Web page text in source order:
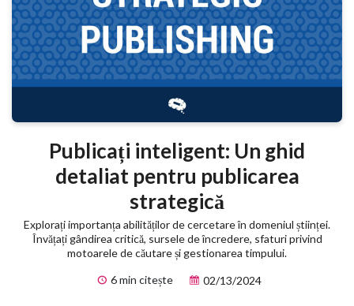
Publicați inteligent: Un ghid
detaliat pentru publicarea
strategică
Explorați importanța abilităților de cercetare în domeniul științei.
Învățați gândirea critică, sursele de încredere, sfaturi privind
motoarele de căutare și gestionarea timpului.
6 min citește
02/13/2024